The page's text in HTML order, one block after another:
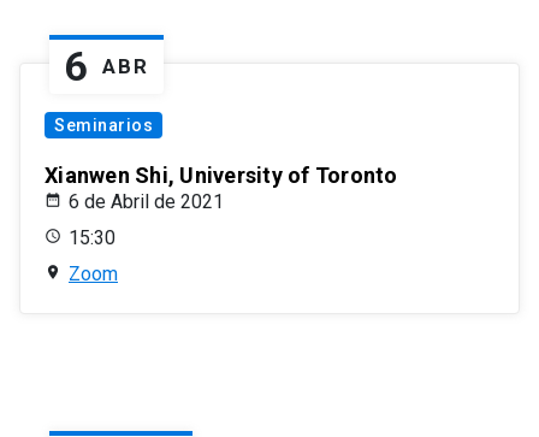
6 ABR
Seminarios
Xianwen Shi, University of Toronto
6 de Abril de 2021
15:30
Zoom